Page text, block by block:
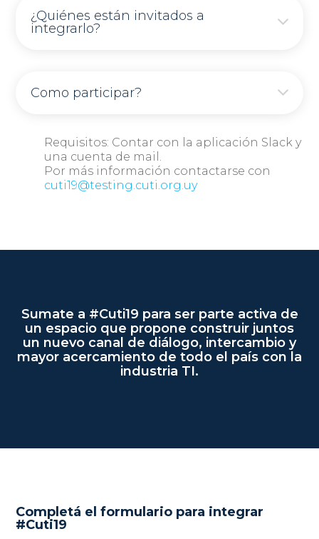
¿Quiénes están invitados a
integrarlo?
Como participar?
Requisitos: Contar con la aplicación Slack y
una cuenta de mail.
Por más información contactarse con
cuti19@testing.cuti.org.uy
Sumate a #Cuti19 para ser parte activa de
un espacio que propone construir juntos
un nuevo canal de diálogo, intercambio y
mayor acercamiento de todo el país con la
industria TI.
Completá el formulario para integrar
#Cuti19